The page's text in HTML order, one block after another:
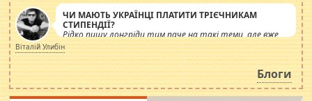
ЧИ МАЮТЬ УКРАЇНЦІ ПЛАТИТИ ТРІЄЧНИКАМ
СТИПЕНДІЇ?
Рідко пишу лонгріди тим паче на такі теми, але вже
просто дістало! Обурюють сьогоднішні інсенуації
навколо стипендіального питання. Штучно
роздувається ще одна соціальна катастрофа.
Віталій Улибін
Блоги